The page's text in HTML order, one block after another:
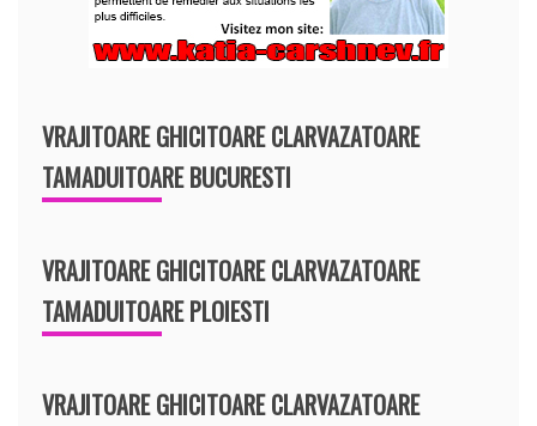
VRAJITOARE GHICITOARE CLARVAZATOARE
TAMADUITOARE BUCURESTI
VRAJITOARE GHICITOARE CLARVAZATOARE
TAMADUITOARE PLOIESTI
VRAJITOARE GHICITOARE CLARVAZATOARE